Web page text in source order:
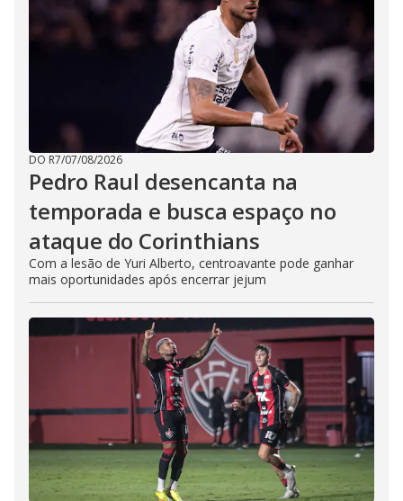
DO R7/07/08/2026
Pedro Raul desencanta na
temporada e busca espaço no
ataque do Corinthians
Com a lesão de Yuri Alberto, centroavante pode ganhar
mais oportunidades após encerrar jejum